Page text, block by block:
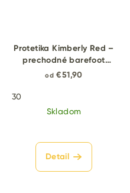
Protetika Kimberly Red –
prechodné barefoot
topánky
od €51,90
30
Skladom
Detail